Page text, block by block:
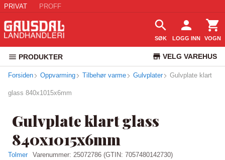
PRIVAT PROFF
SØK LOGG INN VOGN
PRODUKTER VELG VAREHUS
KUNDESERVICE
Forsiden Oppvarming Tilbehør varme Gulvplater Gulvplate klart
glass 840x1015x6mm
Gulvplate klart glass
840x1015x6mm
Tolmer Varenummer: 25072786 (GTIN: 7057480142730)